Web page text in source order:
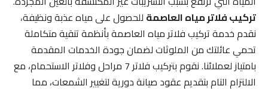
تركيب فلاتر مياه العاصمةللحصول على مياه عذبة ونظيفة،
نقدم خدمة تركيب فلاتر مياه العاصمة بأنظمة تنقية متكاملة
تحمي عائلتك من الملوثات لضمان جودة الخدمات المقدمة
بامتياز لعملائنا. نقوم بتركيب فلاتر 7 مراحل وفلاتر الاستحمام، مع
الالتزام التام بتقديم عقود صيانة دورية لتغيير الشمعات، مما